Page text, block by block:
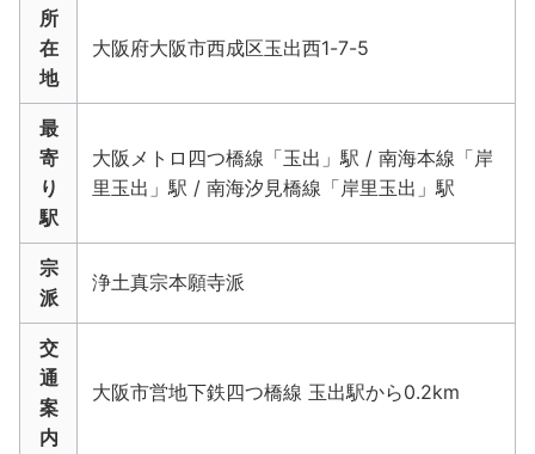
所
在
地
大阪府大阪市西成区玉出西1-7-5
最
寄
り
駅
大阪メトロ四つ橋線「玉出」駅 / 南海本線「岸
里玉出」駅 / 南海汐見橋線「岸里玉出」駅
宗
派
浄土真宗本願寺派
交
通
案
内
大阪市営地下鉄四つ橋線 玉出駅から0.2km